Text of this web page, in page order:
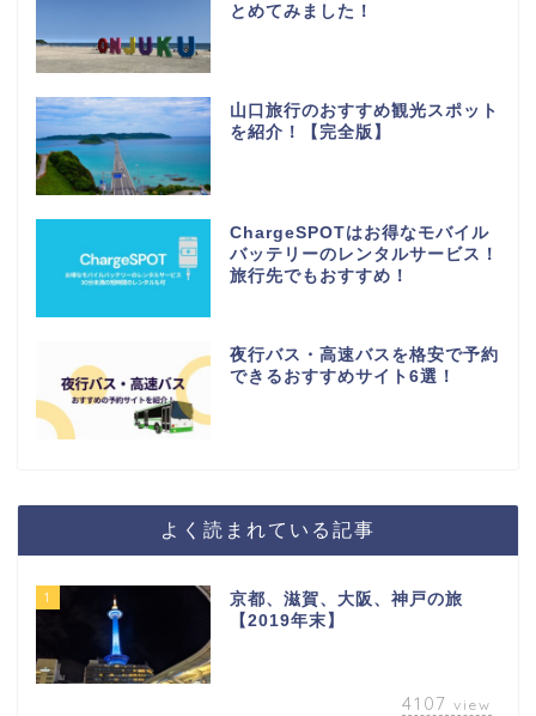
とめてみました！
山口旅行のおすすめ観光スポット
を紹介！【完全版】
ChargeSPOTはお得なモバイル
バッテリーのレンタルサービス！
旅行先でもおすすめ！
夜行バス・高速バスを格安で予約
できるおすすめサイト6選！
よく読まれている記事
1
京都、滋賀、大阪、神戸の旅
【2019年末】
4107 view